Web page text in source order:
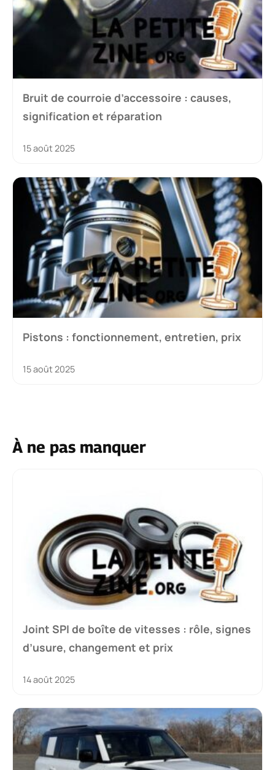
Bruit de courroie d’accessoire : causes,
signification et réparation
15 août 2025
Pistons : fonctionnement, entretien, prix
15 août 2025
À ne pas manquer
Joint SPI de boîte de vitesses : rôle, signes
d’usure, changement et prix
14 août 2025